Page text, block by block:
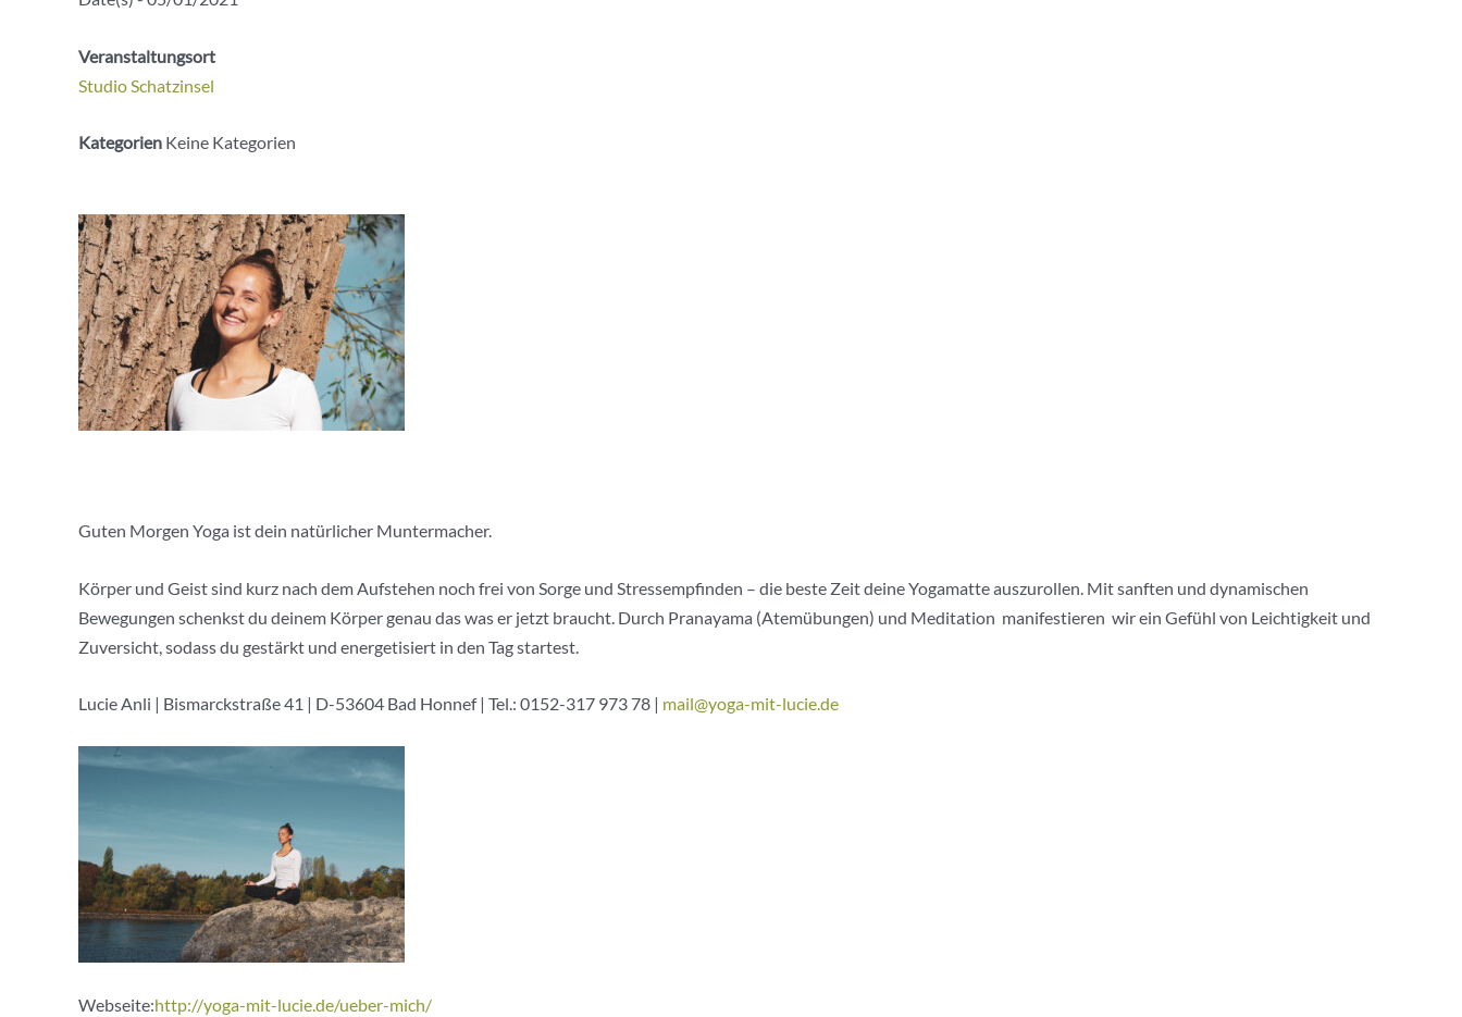
Veranstaltungsort
Studio Schatzinsel
Kategorien Keine Kategorien
Guten Morgen Yoga ist dein natürlicher Muntermacher.
Körper und Geist sind kurz nach dem Aufstehen noch frei von Sorge und Stressempfinden – die beste Zeit deine Yogamatte auszurollen. Mit sanften und dynamischen
Bewegungen schenkst du deinem Körper genau das was er jetzt braucht. Durch Pranayama (Atemübungen) und Meditation manifestieren wir ein Gefühl von Leichtigkeit und
Zuversicht, sodass du gestärkt und energetisiert in den Tag startest.
Lucie Anli | Bismarckstraße 41 | D-53604 Bad Honnef | Tel.: 0152-317 973 78 | mail@yoga-mit-lucie.de
Webseite:http://yoga-mit-lucie.de/ueber-mich/